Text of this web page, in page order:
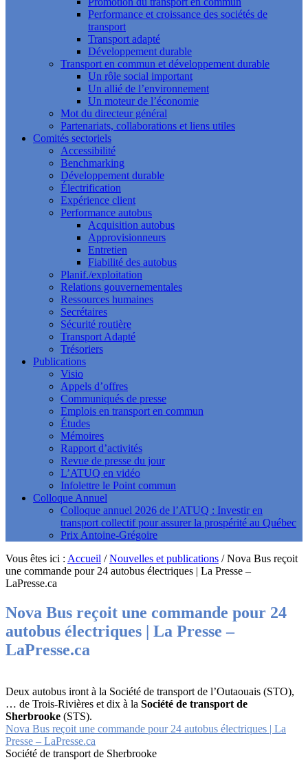
Performance et croissance des sociétés de
transport
Transport adapté
Développement durable
Transport en commun et développement durable
Un rôle social important
Un allié de l’environnement
Un moteur de l’économie
Mot du directeur général
Partenariats, collaborations et liens utiles
Comités sectoriels
Accessibilité
Benchmarking
Développement durable
Électrification
Expérience client
Performance autobus
Acquisition autobus
Approvisionneurs
Entretien
Fiabilité des autobus
Planif./exploitation
Relations gouvernementales
Ressources humaines
Secrétaires
Sécurité routière
Transport Adapté
Trésoriers
Publications
Visio
Appels d’offres
Communiqués de presse
Emplois en transport en commun
Études
Mémoires
Rapport d’activités
Revue de presse du jour
L’ATUQ en vidéo
Infolettre le Point commun
Colloque Annuel
Colloque annuel 2026 de l’ATUQ : Investir en
transport collectif pour assurer la prospérité au Québec
Prix Antoine-Grégoire
Vous êtes ici : Accueil /Nouvelles et publications /Nova Bus reçoit
une commande pour 24 autobus électriques | La Presse –
LaPresse.ca
Nova Bus reçoit une commande pour 24
autobus électriques | La Presse –
LaPresse.ca
Deux autobus iront à la Société de transport de l’Outaouais (STO),
… de Trois-Rivières et dix à la Société de transport de
Sherbrooke (STS).
Nova Bus reçoit une commande pour 24 autobus électriques | La
Presse – LaPresse.ca
Société de transport de Sherbrooke